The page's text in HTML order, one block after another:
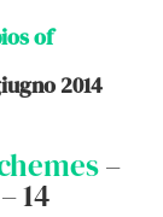
of
2014
–
14